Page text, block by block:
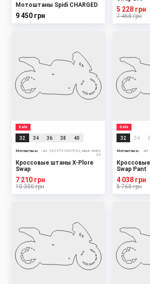
Мотоштаны Spidi CHARGED
9 450 грн 7 468 грн
5 228 грн
Sale
32 34 36 38 40
Мотоштаны
art. 2923791007032, black white,
32
Кроссовые штаны X-Plore
Swap
10 300 грн
7 210 грн
Sale
32 34
Мотоштаны
art.
Swap Pant
5 768 грн
4 038 грн